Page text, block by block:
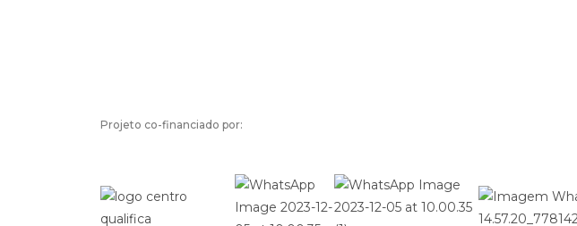
Projeto co-financiado por: